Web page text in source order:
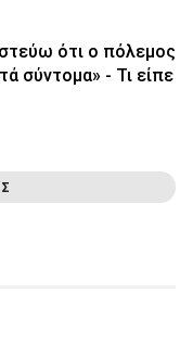
ότι ο πόλεμος
σύντομα» - Τι είπε